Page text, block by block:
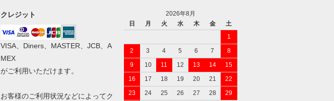
クレジット
VISA、Diners、MASTER、JCB、A
MEX
がご利用いただけます。
お客様のご利用状況などによってク
2026年8月
日
月 火 水 木 金
土
1
2
3 4 5 6 7
8
9
10 11 12 13 14
15
16
17 18 19 20 21
22
23
24 25 26 27 28
29